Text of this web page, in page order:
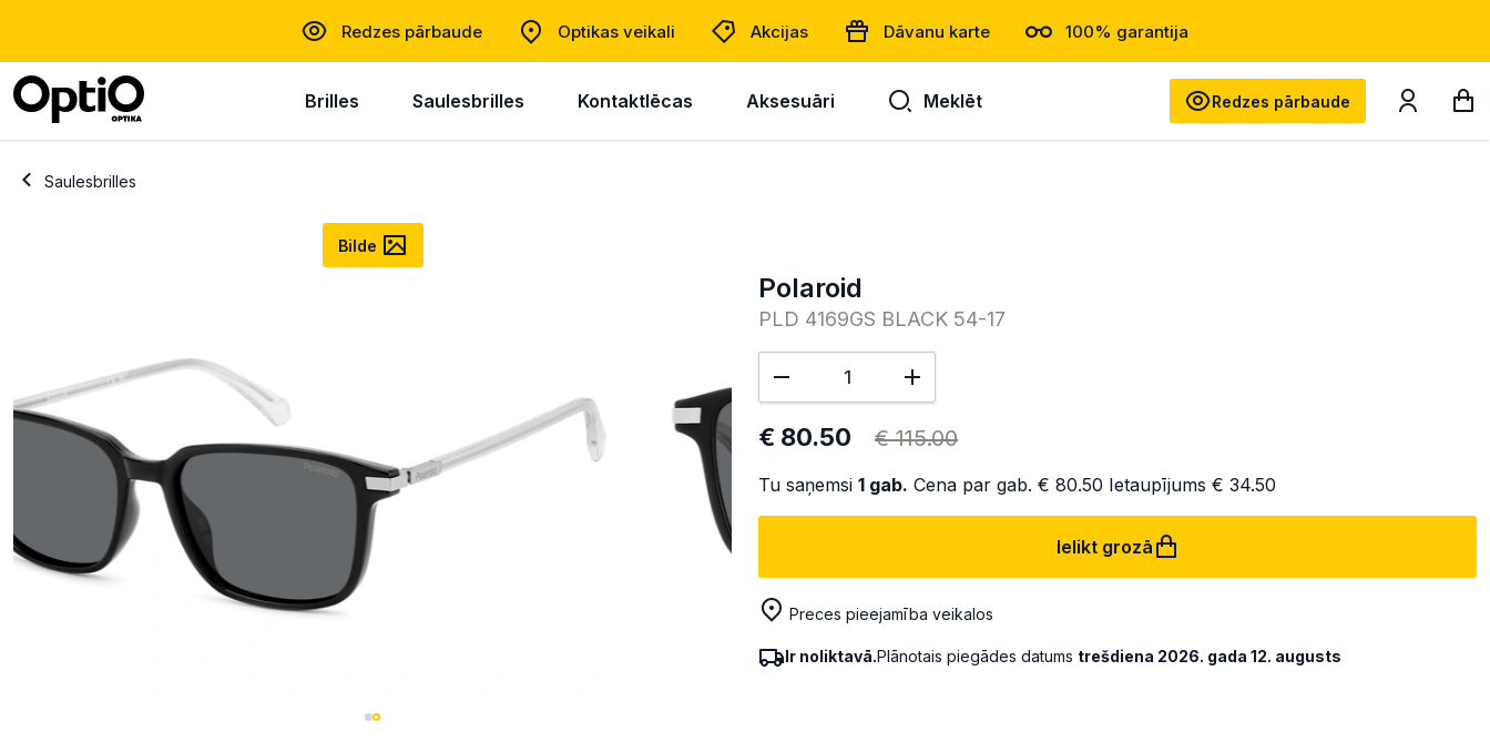
Redzes pārbaude Optikas veikali Akcijas Dāvanu karte 100% garantija
Brilles Saulesbrilles Kontaktlēcas Aksesuāri Meklēt Redzes pārbaude
Saulesbrilles
Bilde
Polaroid
PLD 4169GS BLACK 54-17
€ 80.50 € 115.00
Tu saņemsi 1 gab. Cena par gab. € 80.50 Ietaupījums € 34.50
Ielikt grozā
Preces pieejamība veikalos
Ir noliktavā.Plānotais piegādes datums trešdiena 2026. gada 12. augusts